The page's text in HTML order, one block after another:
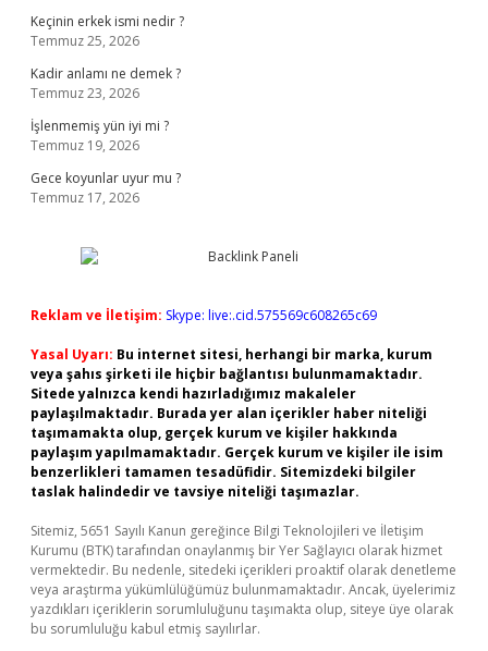
Keçinin erkek ismi nedir ?
Temmuz 25, 2026
Kadir anlamı ne demek ?
Temmuz 23, 2026
İşlenmemiş yün iyi mi ?
Temmuz 19, 2026
Gece koyunlar uyur mu ?
Temmuz 17, 2026
Reklam ve İletişim: Skype: live:.cid.575569c608265c69
Yasal Uyarı: Bu internet sitesi, herhangi bir marka, kurum
veya şahıs şirketi ile hiçbir bağlantısı bulunmamaktadır.
Sitede yalnızca kendi hazırladığımız makaleler
paylaşılmaktadır. Burada yer alan içerikler haber niteliği
taşımamakta olup, gerçek kurum ve kişiler hakkında
paylaşım yapılmamaktadır. Gerçek kurum ve kişiler ile isim
benzerlikleri tamamen tesadüfidir. Sitemizdeki bilgiler
taslak halindedir ve tavsiye niteliği taşımazlar.
Sitemiz, 5651 Sayılı Kanun gereğince Bilgi Teknolojileri ve İletişim
Kurumu (BTK) tarafından onaylanmış bir Yer Sağlayıcı olarak hizmet
vermektedir. Bu nedenle, sitedeki içerikleri proaktif olarak denetleme
veya araştırma yükümlülüğümüz bulunmamaktadır. Ancak, üyelerimiz
yazdıkları içeriklerin sorumluluğunu taşımakta olup, siteye üye olarak
bu sorumluluğu kabul etmiş sayılırlar.